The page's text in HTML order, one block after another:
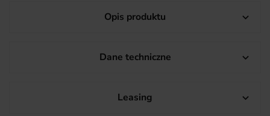
Opis produktu 
Dane techniczne 
Leasing 